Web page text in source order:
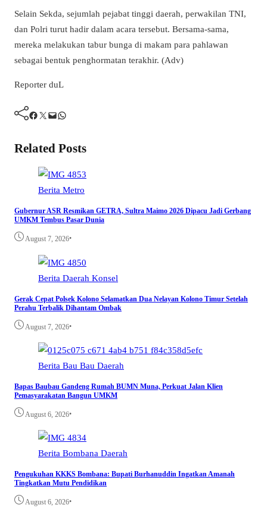
Selain Sekda, sejumlah pejabat tinggi daerah, perwakilan TNI,
dan Polri turut hadir dalam acara tersebut. Bersama-sama,
mereka melakukan tabur bunga di makam para pahlawan
sebagai bentuk penghormatan terakhir. (Adv)
Reporter duL
Facebook Twitter Mail WhatsApp
Related Posts
Berita Metro
Gubernur ASR Resmikan GETRA, Sultra Maimo 2026 Dipacu Jadi Gerbang
UMKM Tembus Pasar Dunia
August 7, 2026•
Berita Daerah Konsel
Gerak Cepat Polsek Kolono Selamatkan Dua Nelayan Kolono Timur Setelah
Perahu Terbalik Dihantam Ombak
August 7, 2026•
Berita Bau Bau Daerah
Bapas Baubau Gandeng Rumah BUMN Muna, Perkuat Jalan Klien
Pemasyarakatan Bangun UMKM
August 6, 2026•
Berita Bombana Daerah
Pengukuhan KKKS Bombana: Bupati Burhanuddin Ingatkan Amanah
Tingkatkan Mutu Pendidikan
August 6, 2026•